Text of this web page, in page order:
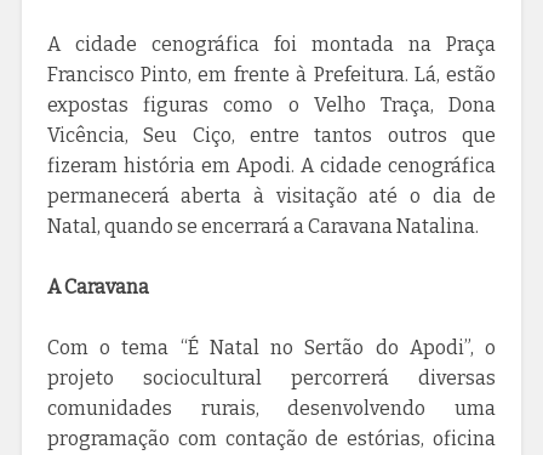
A cidade cenográfica foi montada na Praça
Francisco Pinto, em frente à Prefeitura. Lá, estão
expostas figuras como o Velho Traça, Dona
Vicência, Seu Ciço, entre tantos outros que
fizeram história em Apodi. A cidade cenográfica
permanecerá aberta à visitação até o dia de
Natal, quando se encerrará a Caravana Natalina.
A Caravana
Com o tema “É Natal no Sertão do Apodi”, o
projeto sociocultural percorrerá diversas
comunidades rurais, desenvolvendo uma
programação com contação de estórias, oficina